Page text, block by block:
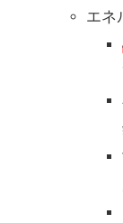
エネ